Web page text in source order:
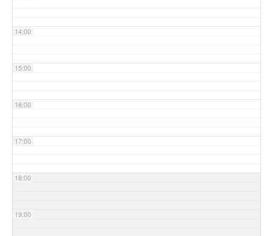
14:00
15:00
16:00
17:00
18:00
19:00